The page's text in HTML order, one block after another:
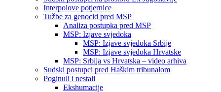
Interpolove potjernice
Tužbe za genocid pred MSP
Analiza postupka pred MSP
MSP: Izjave svjedoka
MSP: Izjave svjedoka Srbije
MSP: Izjave svjedoka Hrvatske
MSP: Srbija vs Hrvatska – video arhiva
Sudski postupci pred Haškim tribunalom
Poginuli i nestali
Ekshumacije